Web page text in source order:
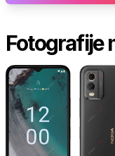
Fotografije